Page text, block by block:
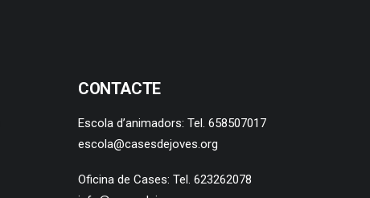
CONTACTE
Escola d’animadors: Tel. 658507017
escola@casesdejoves.org
Oficina de Cases: Tel. 623262078